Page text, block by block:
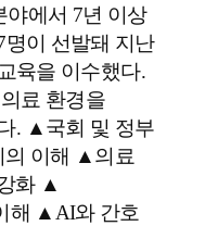
야에서 7년 이상
명이 선발돼 지난
육을 이수했다.
료 환경을
. ▲국회 및 정부
이해 ▲의료
화 ▲
해 ▲AI와 간호